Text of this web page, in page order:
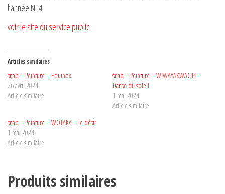
l’année N+4.
voir le site du service public
Articles similaires
snab – Peinture – Equinox
26 avril 2024
Article similaire
snab – Peinture – WIWAYAKWACIPI –
Danse du soleil
1 mai 2024
Article similaire
snab – Peinture – WOTAKA – le désir
1 mai 2024
Article similaire
Produits similaires